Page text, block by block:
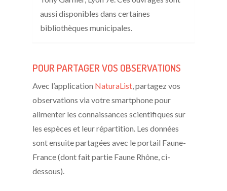
aussi disponibles dans certaines
bibliothèques municipales.
POUR PARTAGER VOS OBSERVATIONS
Avec l’application NaturaList, partagez vos
observations via votre smartphone pour
alimenter les connaissances scientifiques sur
les espèces et leur répartition. Les données
sont ensuite partagées avec le portail Faune-
France (dont fait partie Faune Rhône, ci-
dessous).